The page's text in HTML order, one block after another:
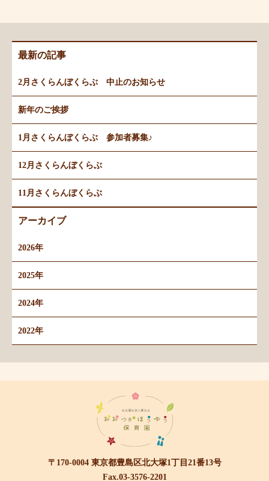
最新の記事
2月さくらんぼくらぶ 中止のお知らせ
新年のご挨拶
1月さくらんぼくらぶ 参加者募集♪
12月さくらんぼくらぶ
11月さくらんぼくらぶ
アーカイブ
2026年
2025年
2024年
2022年
〒170-0004 東京都豊島区北大塚1丁目21番13号
Fax.03-3576-2201